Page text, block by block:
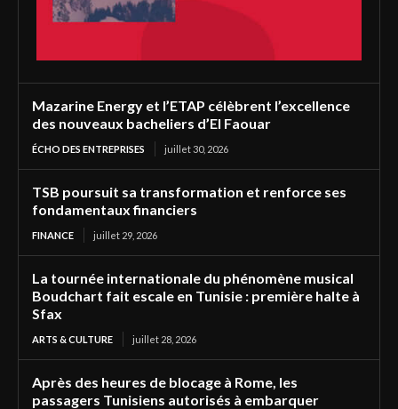
Mazarine Energy et l’ETAP célèbrent l’excellence
des nouveaux bacheliers d’El Faouar
ÉCHO DES ENTREPRISES juillet 30, 2026
TSB poursuit sa transformation et renforce ses
fondamentaux financiers
FINANCE juillet 29, 2026
La tournée internationale du phénomène musical
Boudchart fait escale en Tunisie : première halte à
Sfax
ARTS & CULTURE juillet 28, 2026
Après des heures de blocage à Rome, les
passagers Tunisiens autorisés à embarquer